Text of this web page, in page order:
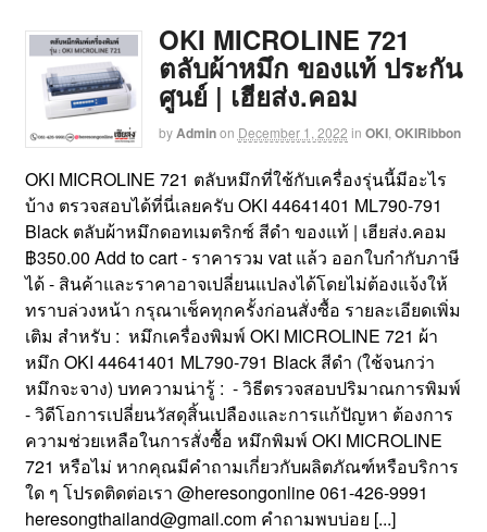
OKI MICROLINE 721
ตลับผ้าหมึก ของแท้ ประกัน
ศูนย์ | เฮียส่ง.คอม
byAdminon December 1, 2022 in OKI, OKIRibbon
OKI MICROLINE 721 ตลับหมึกที่ใช้กับเครื่องรุ่นนี้มีอะไร
บ้าง ตรวจสอบได้ที่นี่เลยครับ OKI 44641401 ML790-791
Black ตลับผ้าหมึกดอทเมตริกซ์ สีดำ ของแท้ | เฮียส่ง.คอม
฿350.00 Add to cart - ราคารวม vat แล้ว ออกใบกำกับภาษี
ได้ - สินค้าและราคาอาจเปลี่ยนแปลงได้โดยไม่ต้องแจ้งให้
ทราบล่วงหน้า กรุณาเช็คทุกครั้งก่อนสั่งซื้อ รายละเอียดเพิ่ม
เติม สำหรับ : หมึกเครื่องพิมพ์ OKI MICROLINE 721 ผ้า
หมึก OKI 44641401 ML790-791 Black สีดำ (ใช้จนกว่า
หมึกจะจาง) บทความน่ารู้ : - วิธีตรวจสอบปริมาณการพิมพ์
- วิดีโอการเปลี่ยนวัสดุสิ้นเปลืองและการแก้ปัญหา ต้องการ
ความช่วยเหลือในการสั่งซื้อ หมึกพิมพ์ OKI MICROLINE
721 หรือไม่ หากคุณมีคำถามเกี่ยวกับผลิตภัณฑ์หรือบริการ
ใด ๆ โปรดติดต่อเรา @heresongonline 061-426-9991
heresongthailand@gmail.com คำถามพบบ่อย [...]